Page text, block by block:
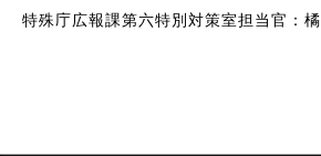
特殊庁広報課第六特別対策室担当官：橘